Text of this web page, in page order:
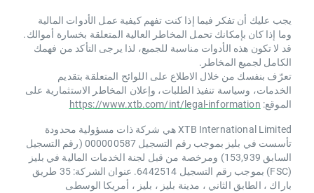
يجب عليك أن تفكر فيما إذا كنت تفهم كيفية عمل الأدوات المالية
وما إذا كان بإمكانك تحمل المخاطر العالية المتعلقة بخسارة أموالك.
قد لا تكون هذه الأدوات مناسبة للجميع، لذا يرجى التأكد من فهمك
الكامل لجميع المخاطر.
تعرّف بنفسك من خلال الاطلاع على اللوائح المتعلقة بتقديم
الخدمات، وسياسة تنفيذ الطلبات، وإعلان المخاطر الاستثمارية على
الموقع: https://www.xtb.com/int/legal-information
XTB International Limited هي شركة ذات مسؤولية محدودة
تأسست في بليز بموجب رقم التسجيل 000000587 (رقم التسجيل
السابق 153,939) ومرخصة من قبل لجنة الخدمات المالية في بليز
(FSC) بموجب رقم التسجيل 6442514. عنوان الشركة: 35 طريق
باراك ، الطابق الثاني ، مدينة بليز ، بليز ، أمريكا الوسطى